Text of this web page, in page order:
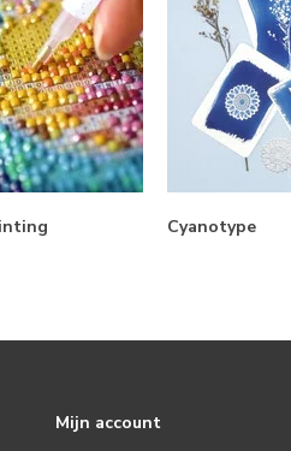
Cyanotype
Mijn account